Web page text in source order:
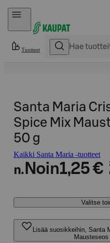
Hyppää sisältöön
Tuotteet
Santa Maria
Spice Mix
50 g
Kaikki Santa Maria -tuotteet
n. Noin1,25 €
Valitse
Lisää suosikkeihin, Santa